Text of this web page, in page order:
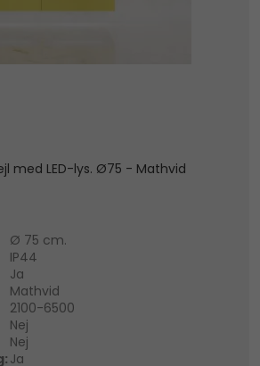
med LED-lys. Ø75 - Mathvid
Ø 75 cm.
IP44
Ja
Mathvid
2100-6500
Nej
Nej
Ja